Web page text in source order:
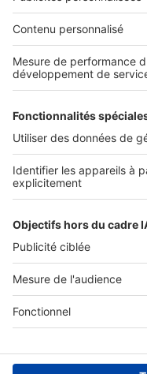
Nos solutions pro
Actualités pro
Nous contacter
Connexion à My
Espace Presse